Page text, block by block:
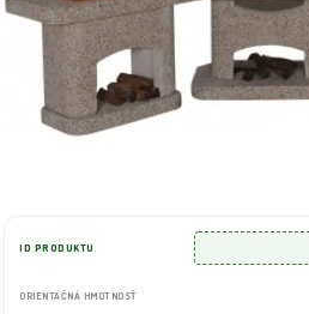
ID PRODUKTU
ORIENTAČNÁ HMOTNOSŤ